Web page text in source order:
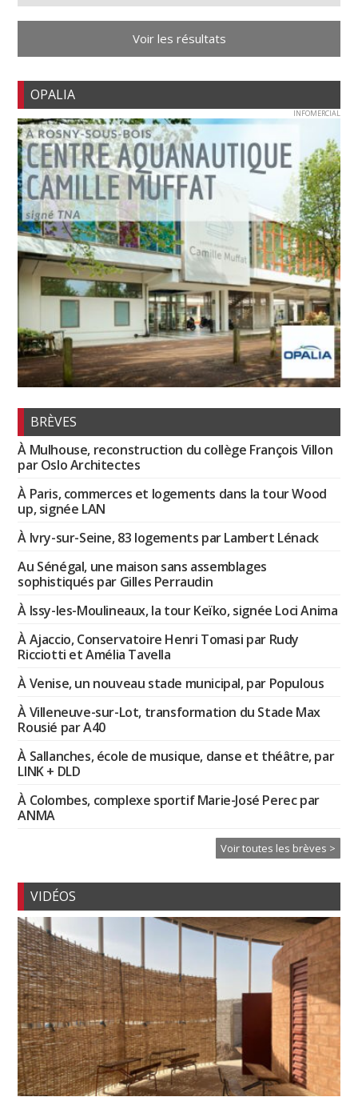
Voir les résultats
OPALIA
INFOMERCIAL
BRÈVES
À Mulhouse, reconstruction du collège François Villon
par Oslo Architectes
À Paris, commerces et logements dans la tour Wood
up, signée LAN
À Ivry-sur-Seine, 83 logements par Lambert Lénack
Au Sénégal, une maison sans assemblages
sophistiqués par Gilles Perraudin
À Issy-les-Moulineaux, la tour Keïko, signée Loci Anima
À Ajaccio, Conservatoire Henri Tomasi par Rudy
Ricciotti et Amélia Tavella
À Venise, un nouveau stade municipal, par Populous
À Villeneuve-sur-Lot, transformation du Stade Max
Rousié par A40
À Sallanches, école de musique, danse et théâtre, par
LINK + DLD
À Colombes, complexe sportif Marie-José Perec par
ANMA
Voir toutes les brèves >
VIDÉOS